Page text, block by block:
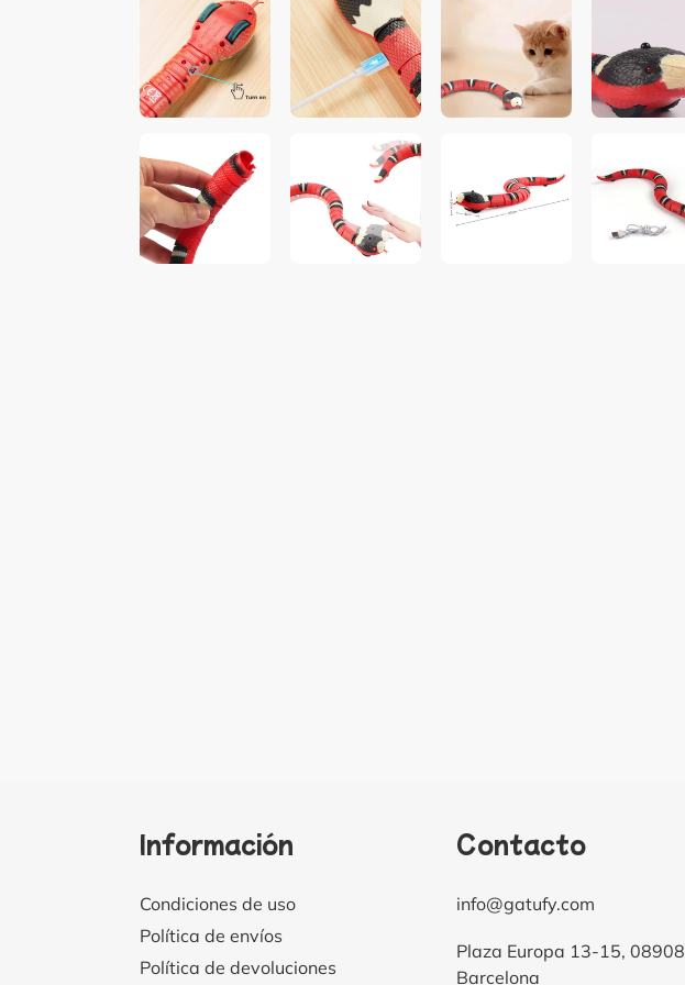
Información
Condiciones de uso
Política de envíos
Política de devoluciones
Contacto
info@gatufy.com
Plaza Europa 13-15, 08908
Barcelona